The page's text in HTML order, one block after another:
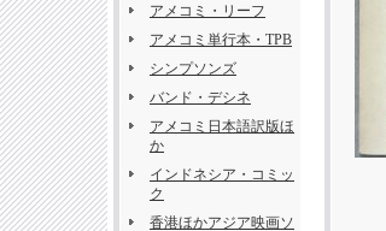
アメコミ・リーフ
アメコミ単行本・TPB
シンプソンズ
バンド・デシネ
アメコミ日本語訳版ほ
か
インドネシア・コミッ
ク
香港ほかアジア映画ソ